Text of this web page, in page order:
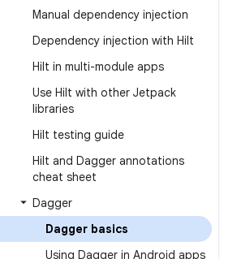
Manual dependency injection
Dependency injection with Hilt
Hilt in multi-module apps
Use Hilt with other Jetpack
libraries
Hilt testing guide
Hilt and Dagger annotations
cheat sheet
Dagger
Dagger basics
Using Dagger in Android apps